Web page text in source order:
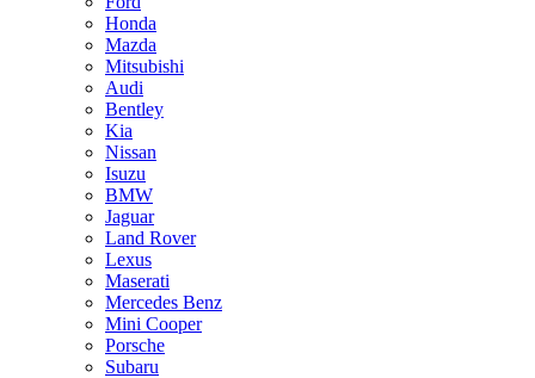
Honda
Mazda
Mitsubishi
Audi
Bentley
Kia
Nissan
Isuzu
BMW
Jaguar
Land Rover
Lexus
Maserati
Mercedes Benz
Mini Cooper
Porsche
Subaru